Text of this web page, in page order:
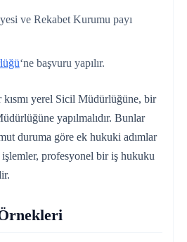
ve Rekabet Kurumu payı
‘ne başvuru yapılır.
yerel Sicil Müdürlüğüne, bir
yapılmalıdır. Bunlar
duruma göre ek hukuki adımlar
profesyonel bir iş hukuku